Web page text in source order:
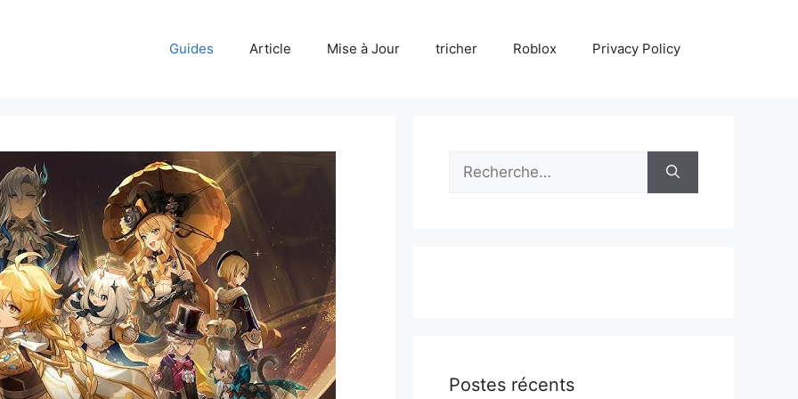
Guides Article Mise à Jour tricher Roblox Privacy Policy
Rechercher :
Postes récents